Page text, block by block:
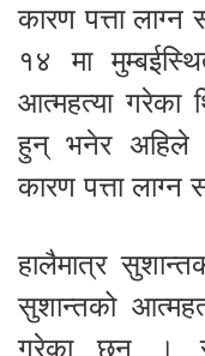
कारण पत्ता
१४ मा
आत्महत्या
हुन् भनेर अहिले
कारण पत्ता
हालैमात्र
सुशान्तको
गरेका छन् ।